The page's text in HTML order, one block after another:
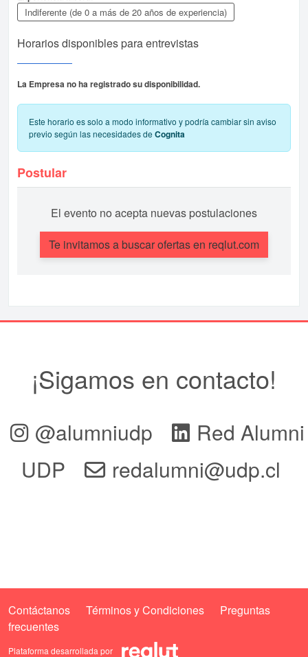
Indiferente (de 0 a más de 20 años de experiencia)
Horarios disponibles para entrevistas
La Empresa no ha registrado su disponibilidad.
Este horario es solo a modo informativo y podría cambiar sin aviso
previo según las necesidades de Cognita
Postular
El evento no acepta nuevas postulaciones
Te invitamos a buscar ofertas en reqlut.com
¡Sigamos en contacto!
@alumniudp
Red Alumni
UDP
redalumni@udp.cl
Contáctanos Términos y Condiciones
Preguntas
frecuentes
Plataforma desarrollada por